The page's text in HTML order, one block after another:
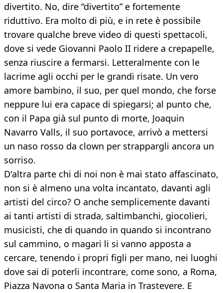
divertito. No, dire “divertito” e fortemente
riduttivo. Era molto di più, e in rete è possibile
trovare qualche breve video di questi spettacoli,
dove si vede Giovanni Paolo II ridere a crepapelle,
senza riuscire a fermarsi. Letteralmente con le
lacrime agli occhi per le grandi risate. Un vero
amore bambino, il suo, per quel mondo, che forse
neppure lui era capace di spiegarsi; al punto che,
con il Papa già sul punto di morte, Joaquin
Navarro Valls, il suo portavoce, arrivò a mettersi
un naso rosso da clown per strappargli ancora un
sorriso.
D'altra parte chi di noi non è mai stato affascinato,
non si è almeno una volta incantato, davanti agli
artisti del circo? O anche semplicemente davanti
ai tanti artisti di strada, saltimbanchi, giocolieri,
musicisti, che di quando in quando si incontrano
sul cammino, o magari li si vanno apposta a
cercare, tenendo i propri figli per mano, nei luoghi
dove sai di poterli incontrare, come sono, a Roma,
Piazza Navona o Santa Maria in Trastevere. E